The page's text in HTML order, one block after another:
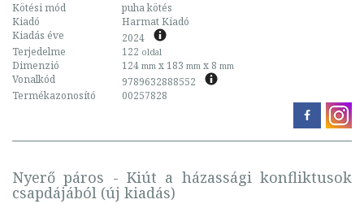
Kötési mód
puha kötés
Kiadó
Harmat Kiadó
Kiadás éve
2024
Terjedelme
122 oldal
Dimenzió 124 mm x 183 mm x 8 mm
Vonalkód
9789632888552
Termékazonosító
00257828
Nyerő páros - Kiút a házassági konfliktusok
csapdájából (új kiadás)